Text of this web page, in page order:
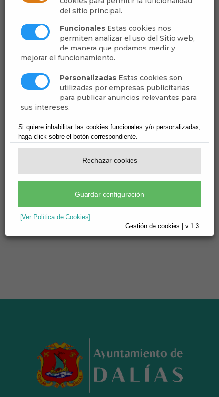
del sitio principal.
Funcionales Estas cookies nos
permiten analizar el uso del Sitio web,
de manera que podamos medir y
mejorar el funcionamiento.
Personalizadas Estas cookies son
utilizadas por empresas publicitarias
para publicar anuncios relevantes para
sus intereses.
Si quiere inhabilitar las cookies funcionales y/o personalizadas,
haga click sobre el botón correspondiente.
Rechazar cookies
Guardar configuración
[Ver Política de Cookies]
Gestión de cookies | v.1.3
20251022 ACTA
PLENO
EXTRAORDINARIO Y
URGENTE
Ayuntamiento de Dalías
Secretaría
Pleno - Extracto de Sesión - ACTAS AÑO 2025
[más información]
Adjunto
214 KB [descargar]